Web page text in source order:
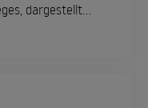
dargestellt